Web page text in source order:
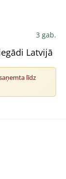
3 gab.
Latvijā
līdz